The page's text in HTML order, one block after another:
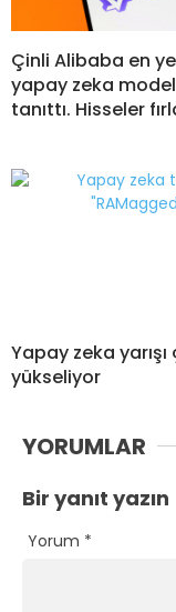
Çinli Alibaba en
yapay zeka
tanıttı. Hisseler
Yapay zeka
yükseliyor
YORUMLAR
Bir yanıt yazın
Yorum *